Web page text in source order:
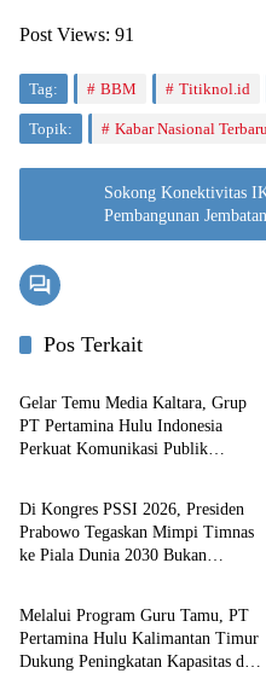
Post Views: 91
Tag: BBM Titiknol.id
Topik: Kabar Nasional
Sokong Konektivitas
Pembangunan
Pos Terkait
Nasional
Gelar Temu Media Kaltara, Grup
PT Pertamina Hulu Indonesia
Perkuat Komunikasi Publik
Nasional
Di Kongres PSSI 2026, Presiden
Prabowo Tegaskan Mimpi Timnas
ke Piala Dunia 2030 Bukan
Nasional
Melalui Program Guru Tamu, PT
Pertamina Hulu Kalimantan Timur
Dukung Peningkatan Kapasitas dan